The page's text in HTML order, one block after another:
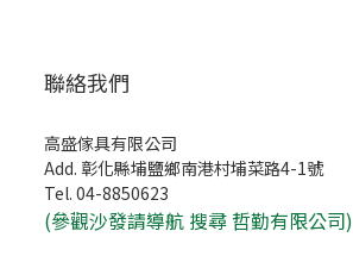
聯絡我們
高盛傢具有限公司
Add. 彰化縣埔鹽鄉南港村埔菜路4-1號
Tel. 04-8850623
(參觀沙發請導航 搜尋 哲勤有限公司)